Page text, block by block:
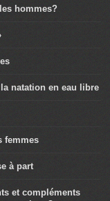
hommes?
natation en eau libre
femmes
à part
et compléments